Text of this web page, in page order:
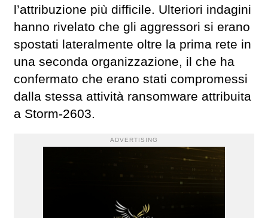
l’attribuzione più difficile. Ulteriori indagini
hanno rivelato che gli aggressori si erano
spostati lateralmente oltre la prima rete in
una seconda organizzazione, il che ha
confermato che erano stati compromessi
dalla stessa attività ransomware attribuita
a Storm-2603.
ADVERTISING